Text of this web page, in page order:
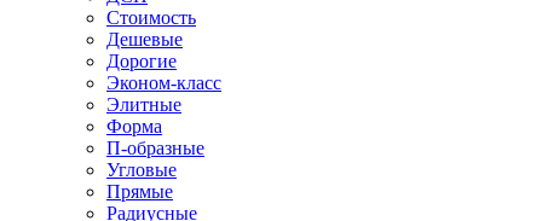
Стоимость
Дешевые
Дорогие
Эконом-класс
Элитные
Форма
П-образные
Угловые
Прямые
Радиусные